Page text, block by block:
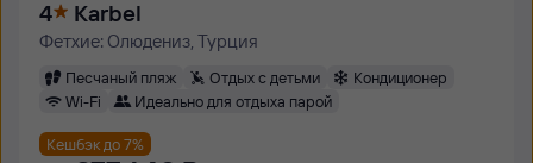
4 Karbel
Фетхие: Олюдениз, Турция
Песчаный пляж Отдых с детьми
Кондиционер
Wi-Fi
Идеально для отдыха парой
Кешбэк до 7%